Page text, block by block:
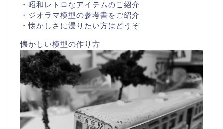
・昭和レトロなアイテムのご紹介
・ジオラマ模型の参考書をご紹介
・懐かしさに浸りたい方はどうぞ
懐かしい模型の作り方